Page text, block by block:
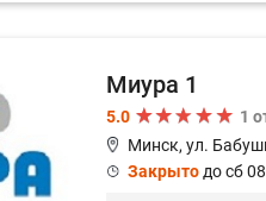
Миура 1
5.0
1
Минск, ул.
Закрытодо сб